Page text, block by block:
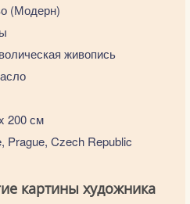
(Модерн)
живопись
200 см
Prague, Czech Republic
картины художника